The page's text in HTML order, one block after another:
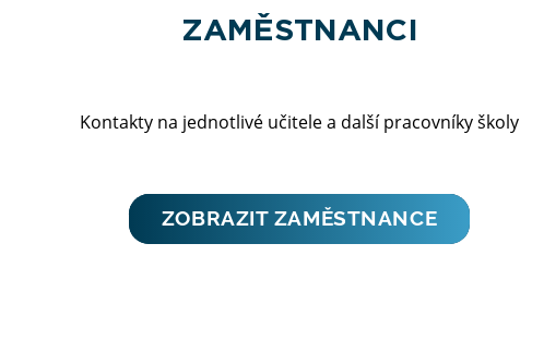
ZAMĚSTNANCI
Kontakty na jednotlivé učitele a další pracovníky školy
ZOBRAZIT ZAMĚSTNANCE